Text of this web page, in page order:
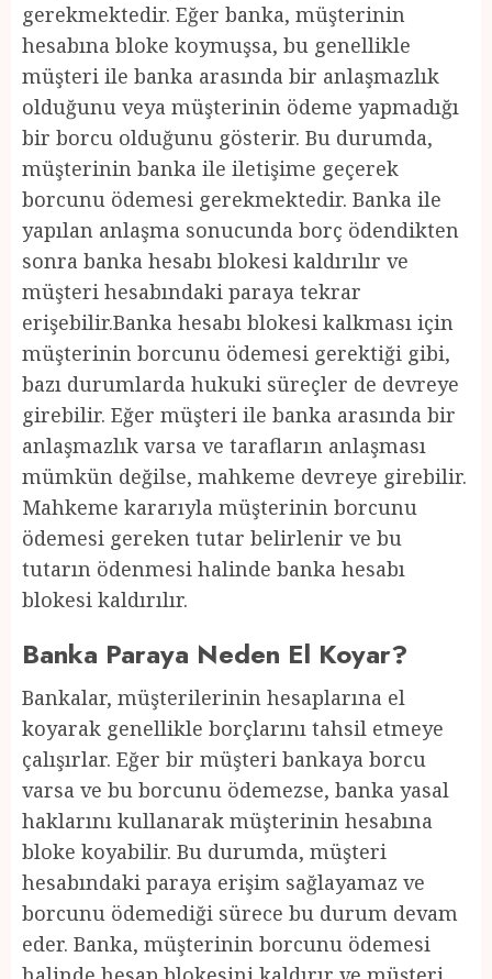
gerekmektedir. Eğer banka, müşterinin
hesabına bloke koymuşsa, bu genellikle
müşteri ile banka arasında bir anlaşmazlık
olduğunu veya müşterinin ödeme yapmadığı
bir borcu olduğunu gösterir. Bu durumda,
müşterinin banka ile iletişime geçerek
borcunu ödemesi gerekmektedir. Banka ile
yapılan anlaşma sonucunda borç ödendikten
sonra banka hesabı blokesi kaldırılır ve
müşteri hesabındaki paraya tekrar
erişebilir.Banka hesabı blokesi kalkması için
müşterinin borcunu ödemesi gerektiği gibi,
bazı durumlarda hukuki süreçler de devreye
girebilir. Eğer müşteri ile banka arasında bir
anlaşmazlık varsa ve tarafların anlaşması
mümkün değilse, mahkeme devreye girebilir.
Mahkeme kararıyla müşterinin borcunu
ödemesi gereken tutar belirlenir ve bu
tutarın ödenmesi halinde banka hesabı
blokesi kaldırılır.
Banka Paraya Neden El Koyar?
Bankalar, müşterilerinin hesaplarına el
koyarak genellikle borçlarını tahsil etmeye
çalışırlar. Eğer bir müşteri bankaya borcu
varsa ve bu borcunu ödemezse, banka yasal
haklarını kullanarak müşterinin hesabına
bloke koyabilir. Bu durumda, müşteri
hesabındaki paraya erişim sağlayamaz ve
borcunu ödemediği sürece bu durum devam
eder. Banka, müşterinin borcunu ödemesi